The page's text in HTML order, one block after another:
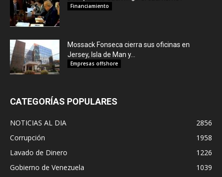
Financiamiento
Mossack Fonseca cierra sus oficinas en
Jersey, Isla de Man y...
Empresas offshore
CATEGORÍAS POPULARES
NOTICIAS AL DIA
2856
Corrupción
1958
Lavado de Dinero
1226
Gobierno de Venezuela
1039